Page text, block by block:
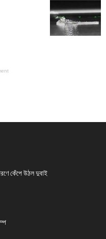
কেঁপে উঠল দুবাই